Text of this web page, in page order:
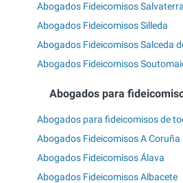
Abogados Fideicomisos
Abogados Fideicomisos Silleda
Abogados Fideicomisos Salceda
Abogados Fideicomisos
Abogados para
Abogados para fideicomisos de
Abogados Fideicomisos A Coruña
Abogados Fideicomisos Álava
Abogados Fideicomisos Albacete